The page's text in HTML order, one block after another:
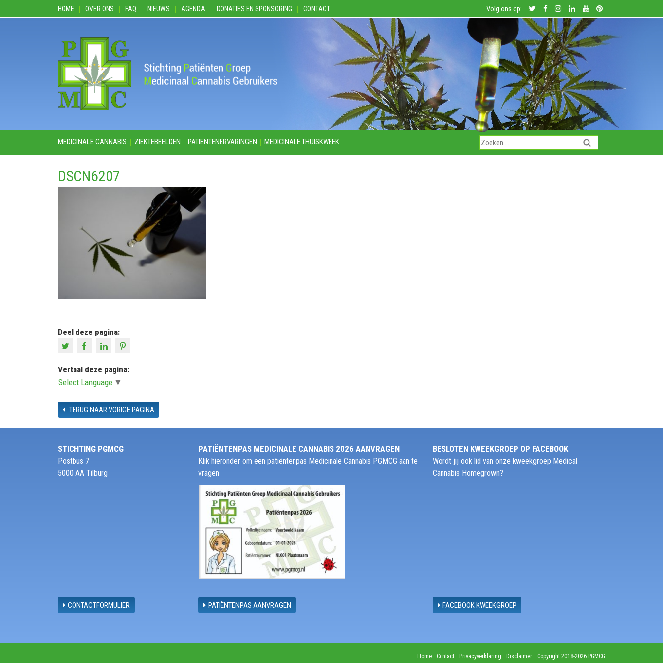
HOME OVER ONS FAQ NIEUWS AGENDA DONATIES EN SPONSORING CONTACT Volg ons op:
MEDICINALE CANNABIS ZIEKTEBEELDEN PATIENTENERVARINGEN MEDICINALE THUISKWEEK
DSCN6207
Deel deze pagina:
Vertaal deze pagina:
Select Language ▼
TERUG NAAR VORIGE PAGINA
STICHTING PGMCG
Postbus 7
5000 AA Tilburg
CONTACTFORMULIER
PATIËNTENPAS MEDICINALE CANNABIS 2026 AANVRAGEN
Klik hieronder om een patiëntenpas Medicinale Cannabis PGMCG aan te
vragen
PATIËNTENPAS AANVRAGEN
BESLOTEN KWEEKGROEP OP FACEBOOK
Wordt jij ook lid van onze kweekgroep Medical
Cannabis Homegrown?
FACEBOOK KWEEKGROEP
Home Contact Privacyverklaring Disclaimer Copyright 2018-2026 PGMCG